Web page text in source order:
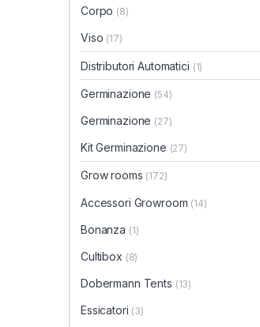
Corpo (8)
Viso (17)
Distributori Automatici (1)
Germinazione (54)
Germinazione (27)
Kit Germinazione (27)
Grow rooms (172)
Accessori Growroom (14)
Bonanza (1)
Cultibox (8)
Dobermann Tents (13)
Essicatori (3)